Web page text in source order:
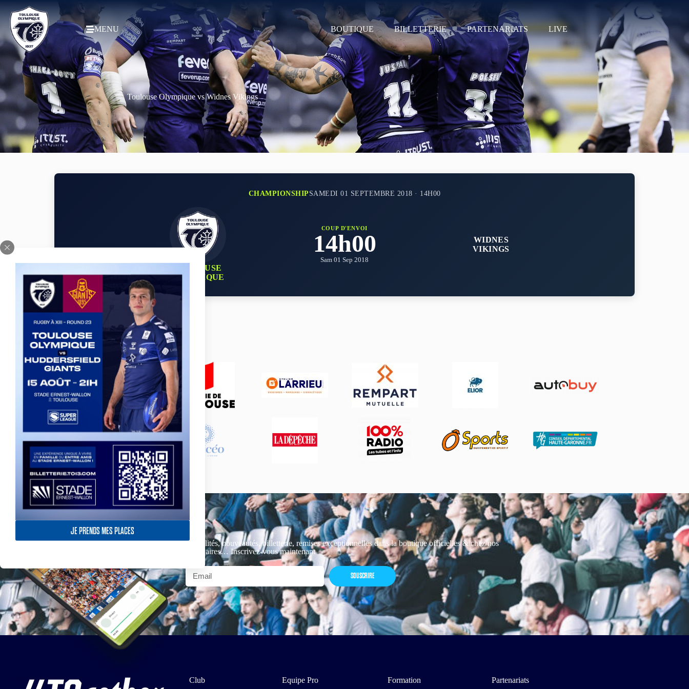
JE PRENDS MES PLACES
MENU BOUTIQUE BILLETTERIE PARTENARIATS LIVE
Toulouse Olympique vs Widnes Vikings
CHAMPIONSHIP SAMEDI 01 SEPTEMBRE 2018 · 14H00
TOULOUSE
OLYMPIQUE
COUP D'ENVOI
14h00
Sam 01 Sep 2018
WIDNES
VIKINGS
Actualités, nouveautés, billetterie, remises exceptionnelles dans la boutique officielles & chez nos
partenaires… Inscrivez-vous maintenant
SOUSCRIRE
Club Equipe Pro Formation Partenariats